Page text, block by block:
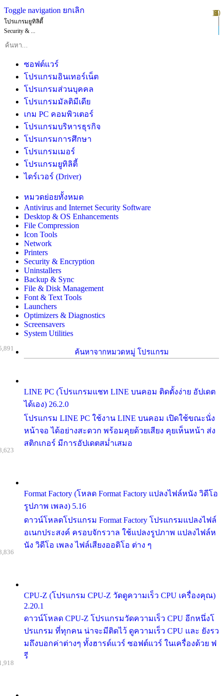
Toggle navigation ยกเลิก
โปรแกรมยูทิลิตี้
Security & ...
ซอฟต์แวร์
โปรแกรมอินเทอร์เน็ต
โปรแกรมส่วนบุคคล
โปรแกรมมัลติมีเดีย
เกม PC คอมพิวเตอร์
โปรแกรมบริหารธุรกิจ
โปรแกรมการศึกษา
โปรแกรมเมอร์
โปรแกรมยูทิลิตี้
ไดร์เวอร์ (Driver)
หมวดย่อยทั้งหมด
Antivirus and Internet Security Software
Desktop & OS Enhancements
File Compression
Icon Tools
Network
Printers
Security & Encryption
Uninstallers
Backup & Sync
File & Disk Management
Font & Text Tools
Launchers
Optimizers & Diagnostics
Screensavers
System Utilities
ค้นหาจากหมวดหมู่ โปรแกรม
LINE PC (โปรแกรมแชท LINE บนคอม ติดตั้งง่าย อัปเดต
ได้เอง) 26.2.0
โปรแกรม LINE PC ใช้งาน LINE บนคอม เปิดใช้ขณะนั่ง
หน้าจอ ได้อย่างสะดวก พร้อมคุยด้วยเสียง คุยเห็นหน้า ส่ง
สติกเกอร์ มีการอัปเดตสม่ำเสมอ
Format Factory (โหลด Format Factory แปลงไฟล์หนัง วิดีโอ
รูปภาพ เพลง) 5.16
ดาวน์โหลดโปรแกรม Format Factory โปรแกรมแปลงไฟล์
อเนกประสงค์ ครอบจักรวาล ใช้แปลงรูปภาพ แปลงไฟล์ห
นัง วิดีโอ เพลง ไฟล์เสียงออดิโอ ต่าง ๆ
CPU-Z (โปรแกรม CPU-Z วัดดูความเร็ว CPU เครื่องคุณ)
2.20.1
ดาวน์โหลด CPU-Z โปรแกรมวัดความเร็ว CPU อีกหนึ่งโ
ปรแกรม ที่ทุกคน น่าจะมีติดไว้ ดูความเร็ว CPU และ ยังรว
มถึงบอกค่าต่างๆ ทั้งฮารด์แวร์ ซอฟต์แวร์ ในเครื่องด้วย ฟ
รี
1
2
3
4
5
6
7
8
9
10